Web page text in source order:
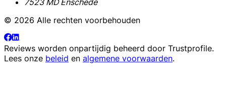
7523 MD Enschede
© 2026 Alle rechten voorbehouden
Reviews worden onpartijdig beheerd door Trustprofile.
Lees onze beleid en algemene voorwaarden.